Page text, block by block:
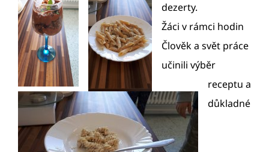
dezerty.
Žáci v rámci hodin
Člověk a svět práce
učinili výběr
receptu a
důkladné